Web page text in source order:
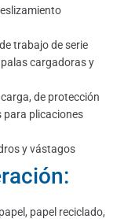
trabajo de serie
cargadoras y
de protección
para plicaciones
y vástagos
papel reciclado,